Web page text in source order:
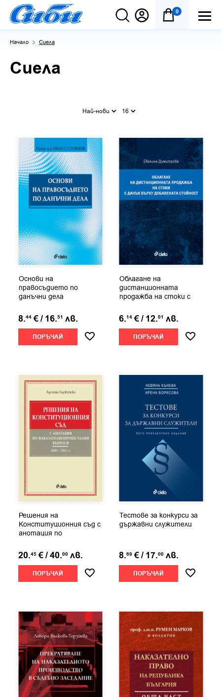
0
Начало Сиела
Сиела
Най-нови 16
Основи на
правосъдието по
данъчни дела
8.44 €/ 16.51 лв.
ПОРЪЧАЙ
Облагане на
дистанционната
продажба на стоки с
6.14 €/ 12.01 лв.
ПОРЪЧАЙ
Решения на
Конституционния съд с
анотация по
20.45 €/40.00 лв.
ПОРЪЧАЙ
Тестове за конкурси за
държавни служители
8.69 €/ 17.00 лв.
ПОРЪЧАЙ